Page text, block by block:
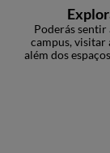
Poderás sentir
campus, visitar
além dos